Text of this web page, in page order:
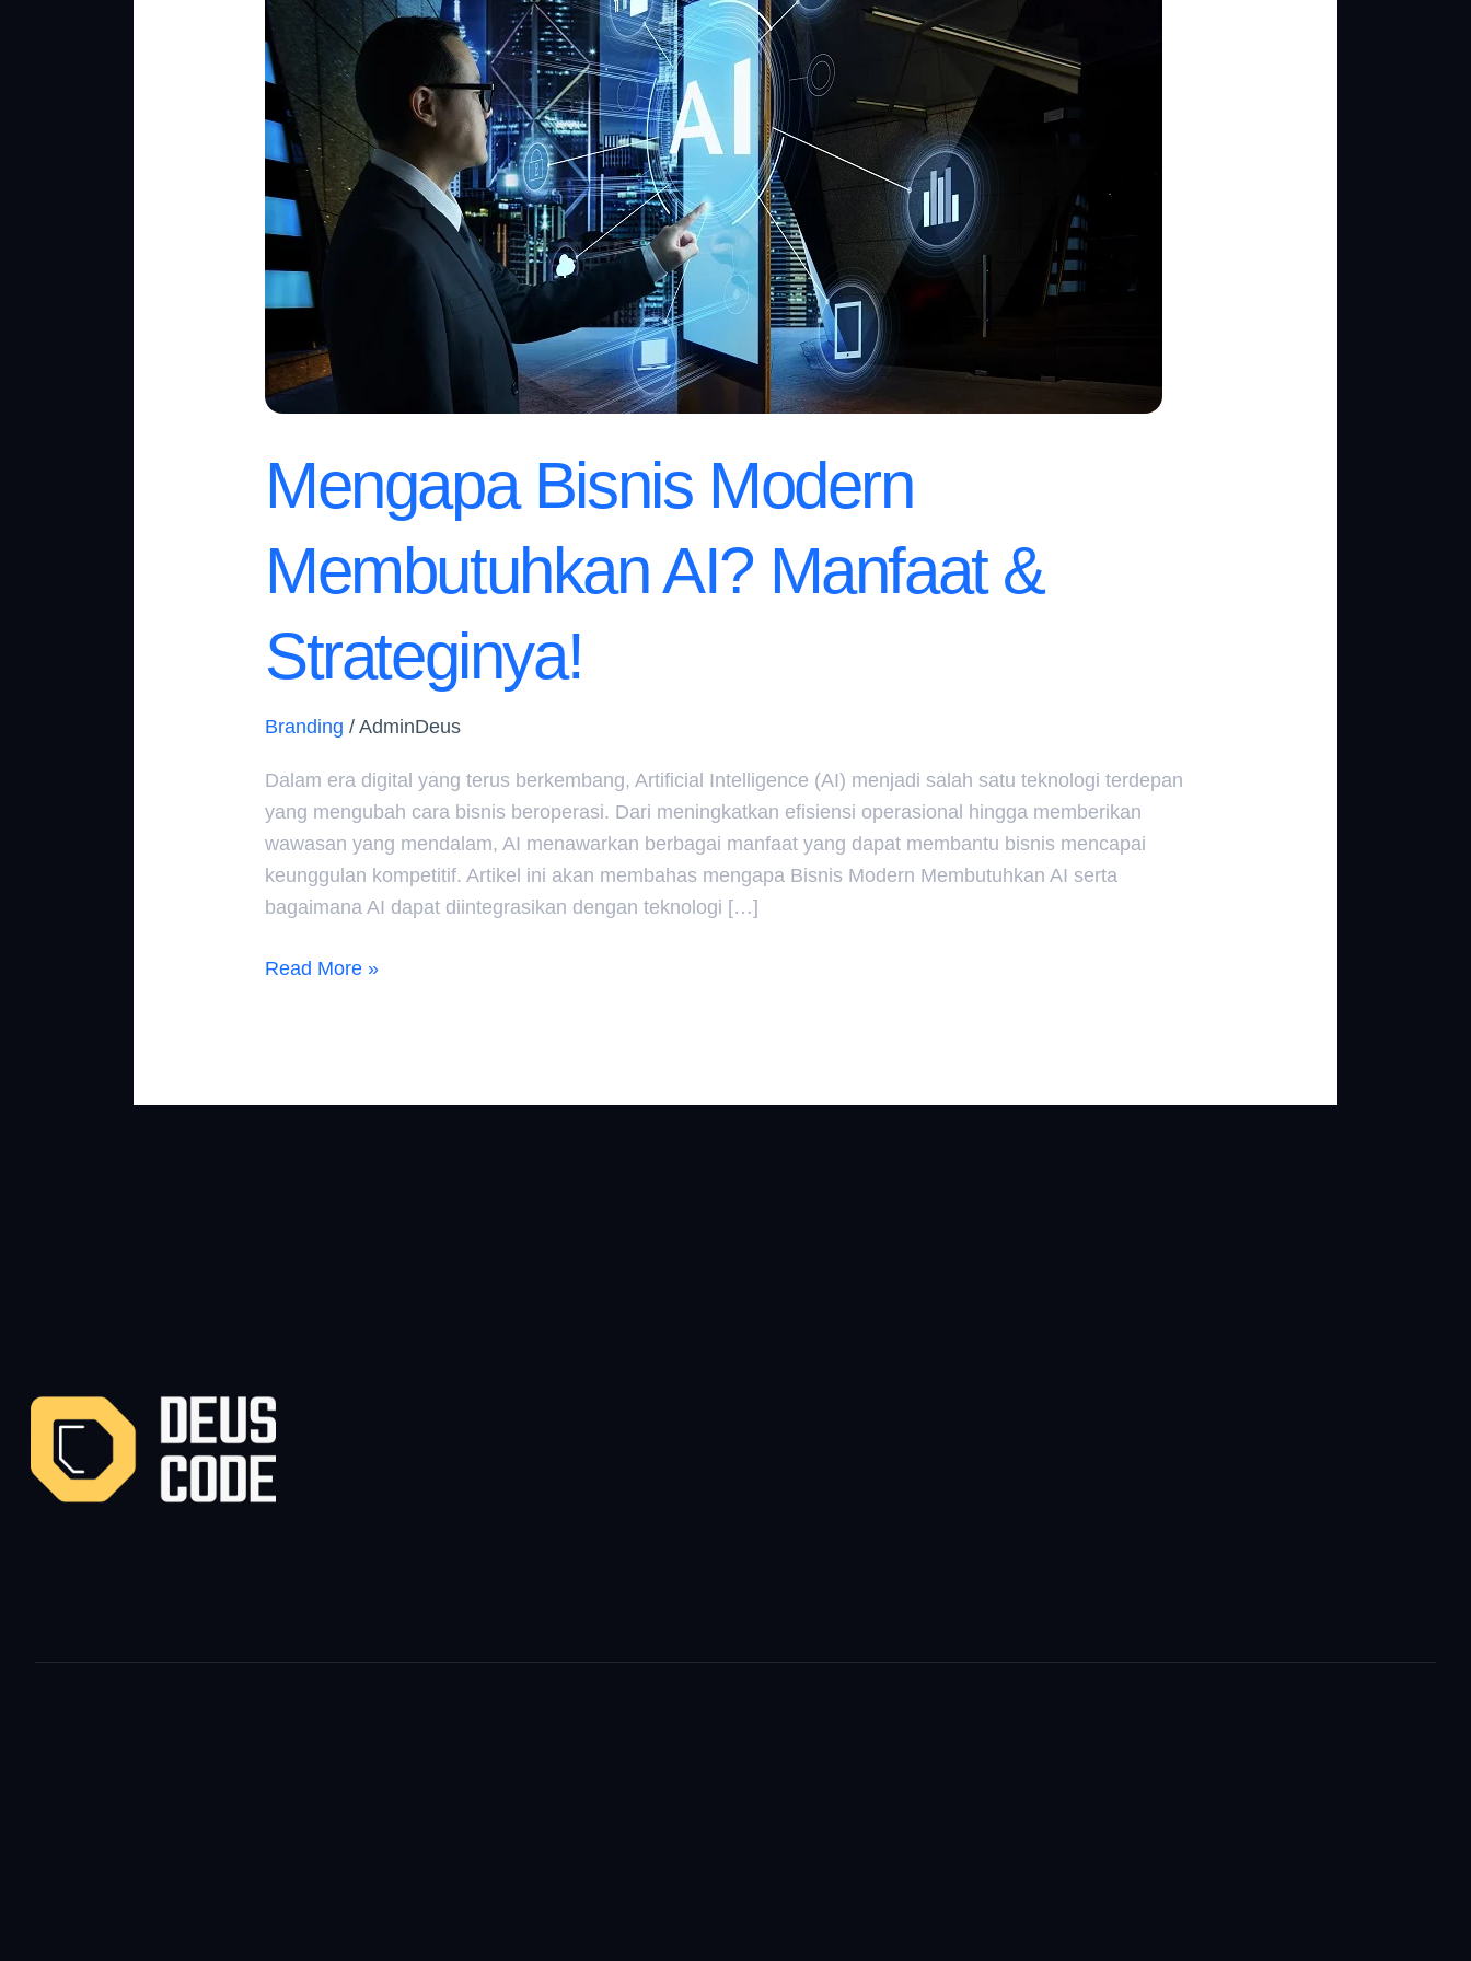
Mengapa Bisnis Modern
Membutuhkan AI? Manfaat &
Strateginya!
Branding /AdminDeus
Dalam era digital yang terus berkembang, Artificial Intelligence (AI) menjadi salah satu teknologi terdepan
yang mengubah cara bisnis beroperasi. Dari meningkatkan efisiensi operasional hingga memberikan
wawasan yang mendalam, AI menawarkan berbagai manfaat yang dapat membantu bisnis mencapai
keunggulan kompetitif. Artikel ini akan membahas mengapa Bisnis Modern Membutuhkan AI serta
bagaimana AI dapat diintegrasikan dengan teknologi […]
Membutuhkan
AI?
Manfaat
&
Strateginya!
Read More »